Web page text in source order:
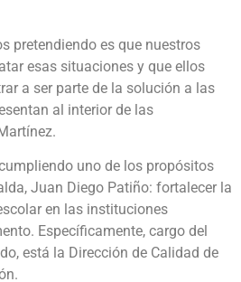
pretendiendo es que nuestros
esas situaciones y que ellos
a ser parte de la solución a las
al interior de las
uno de los propósitos
Juan Diego Patiño: fortalecer la
en las instituciones
Específicamente, cargo del
está la Dirección de Calidad de